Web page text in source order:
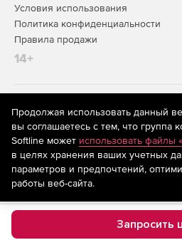
Запросить
Условия использования
Политика конфиденциальности
Правила продажи
14+
На информационном ресурсе
рекомендательные технологии
предоставления информации на
систематизации и анализа
предпочтениям пользователей сети
находящихся на территории
Продолжая использовать данный
вы соглашаетесь с тем, что группа
Softline может использовать файлы
в целях хранения ваших учетных
параметров и предпочтений,
работы веб-сайта.